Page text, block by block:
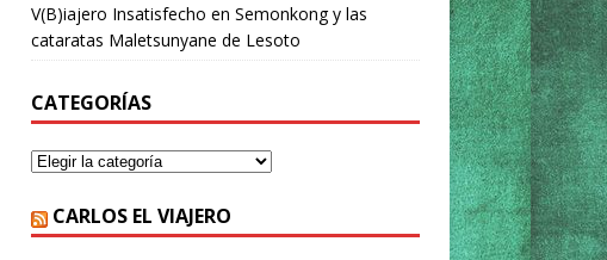
V(B)iajero Insatisfecho en Semonkong y las
cataratas Maletsunyane de Lesoto
CATEGORÍAS
CARLOS EL VIAJERO